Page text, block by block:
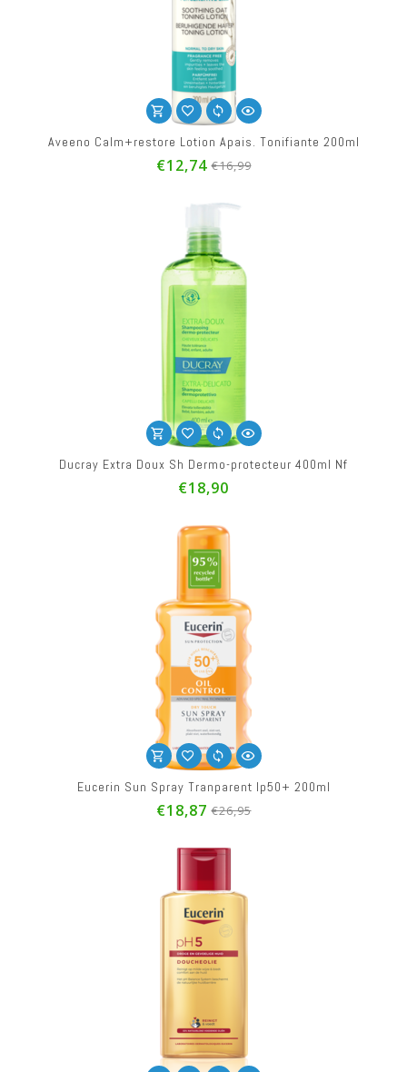
Aveeno Calm+restore Lotion Apais. Tonifiante 200ml
€12,74 €16,99
Ducray Extra Doux Sh Dermo-protecteur 400ml Nf
€18,90
Eucerin Sun Spray Tranparent Ip50+ 200ml
€18,87 €26,95